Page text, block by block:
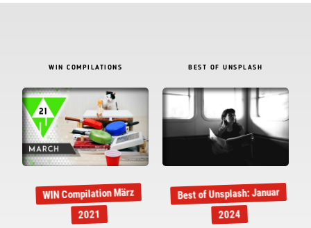
WIN COMPILATIONS
WIN Compilation März
2021
BEST OF UNSPLASH
Best of Unsplash: Januar
2024